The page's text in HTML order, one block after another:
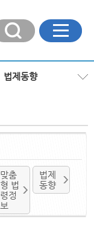
법제동향
맞춤
형 법
령정
보
법제
동향